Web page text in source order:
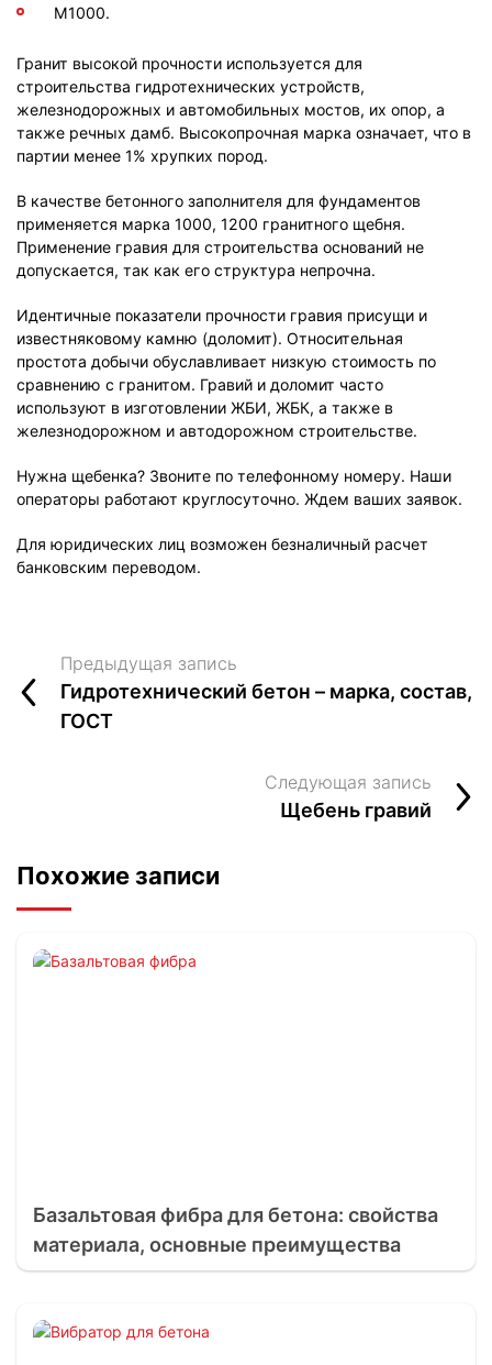
М1000.
Гранит высокой прочности используется для
строительства гидротехнических устройств,
железнодорожных и автомобильных мостов, их опор, а
также речных дамб. Высокопрочная марка означает, что в
партии менее 1% хрупких пород.
В качестве бетонного заполнителя для фундаментов
применяется марка 1000, 1200 гранитного щебня.
Применение гравия для строительства оснований не
допускается, так как его структура непрочна.
Идентичные показатели прочности гравия присущи и
известняковому камню (доломит). Относительная
простота добычи обуславливает низкую стоимость по
сравнению с гранитом. Гравий и доломит часто
используют в изготовлении ЖБИ, ЖБК, а также в
железнодорожном и автодорожном строительстве.
Нужна щебенка? Звоните по телефонному номеру. Наши
операторы работают круглосуточно. Ждем ваших заявок.
Для юридических лиц возможен безналичный расчет
банковским переводом.
Предыдущая запись
Гидротехнический бетон – марка, состав,
ГОСТ
Следующая запись
Щебень гравий
Похожие записи
Базальтовая фибра для бетона: свойства
материала, основные преимущества